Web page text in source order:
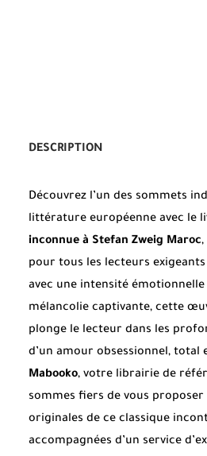
DESCRIPTION
Découvrez l’un des sommets
littérature européenne avec le
inconnue à Stefan Zweig Maroc,
pour tous les lecteurs exigeants
avec une intensité
mélancolie captivante, cette
plonge le lecteur dans les
d’un amour obsessionnel, total
Mabooko, votre librairie de
sommes fiers de vous proposer
originales de ce classique
accompagnées d’un service